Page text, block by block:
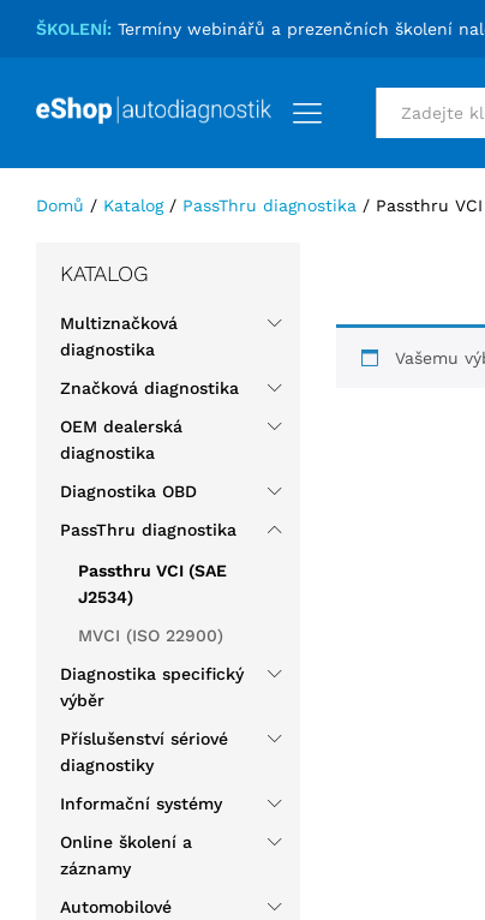
ŠKOLENÍ: Termíny webinářů a prezenčních školení
Vše
Domů / Katalog / PassThru diagnostika / Passthru
Vašemu
KATALOG
Multiznačková
diagnostika
Značková diagnostika
OEM dealerská
diagnostika
Diagnostika OBD
PassThru diagnostika
Passthru VCI (SAE
J2534)
MVCI (ISO 22900)
Diagnostika specifický
výběr
Příslušenství sériové
diagnostiky
Informační systémy
Online školení a
záznamy
Automobilové